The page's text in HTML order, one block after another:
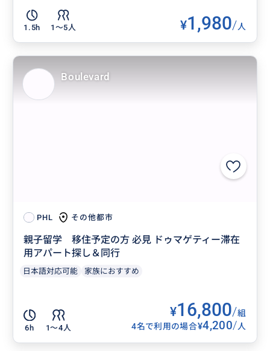
1.5h 1〜5人 ¥1,980/人
PHL その他都市
親子留学 移住予定の方 必見 ドゥマゲティー滞在
用アパート探し＆同行
日本語対応可能 家族におすすめ
6h 1〜4人
¥16,800/組
4名で利用の場合¥4,200/人
Boulevard